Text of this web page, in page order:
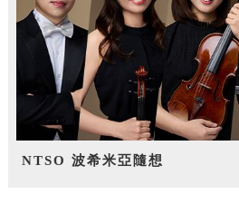
NTSO 波希米亞隨想